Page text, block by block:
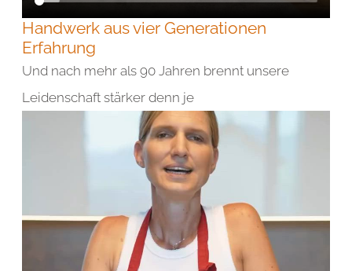
Handwerk aus vier Generationen
Erfahrung
Und nach mehr als 90 Jahren brennt unsere
Leidenschaft stärker denn je